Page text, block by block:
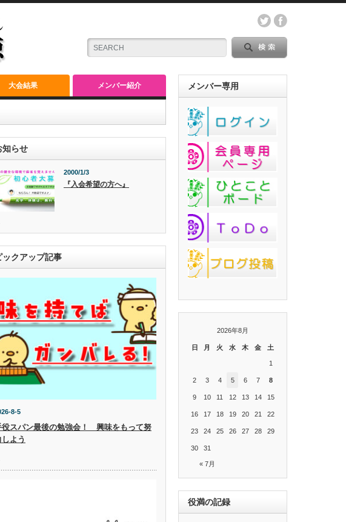
大会結果 メンバー紹介
知らせ
2000/1/3
『入会希望の方へ』
ックアップ記事
8-5
役スパン最後の勉強会！ 興味をもって努
しよう
メンバー専用
2026年8月
日 月 火 水 木 金 土
« 7月
1
2 3 4 5 6 7 8
9 10 11 12 13 14 15
16 17 18 19 20 21 22
23 24 25 26 27 28 29
30 31
役満の記録